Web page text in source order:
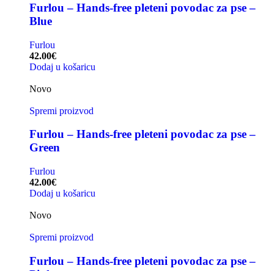
Furlou – Hands-free pleteni povodac za pse –
Blue
Furlou
42.00€
Dodaj u košaricu
Novo
Spremi proizvod
Furlou – Hands-free pleteni povodac za pse –
Green
Furlou
42.00€
Dodaj u košaricu
Novo
Spremi proizvod
Furlou – Hands-free pleteni povodac za pse –